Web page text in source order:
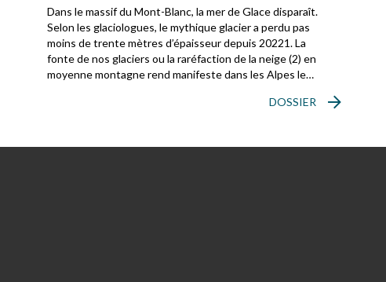
Dans le massif du Mont-Blanc, la mer de Glace disparaît.
Selon les glaciologues, le mythique glacier a perdu pas
moins de trente mètres d’épaisseur depuis 20221. La
fonte de nos glaciers ou la raréfaction de la neige (2) en
moyenne montagne rend manifeste dans les Alpes le
d’Arve-Mont-Blanc sont témoins de tout cela.DOSSIER